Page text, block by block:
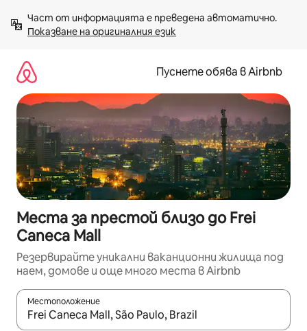
към
съдържанието
Показване на оригиналния език
Пуснете обява в Airbnb
Места за престой близо до Frei
Caneca Mall
Резервирайте уникални ваканционни жилища под
наем, домове и още много места в Airbnb
Местоположение
Когато резултатите се покажат, използвайте